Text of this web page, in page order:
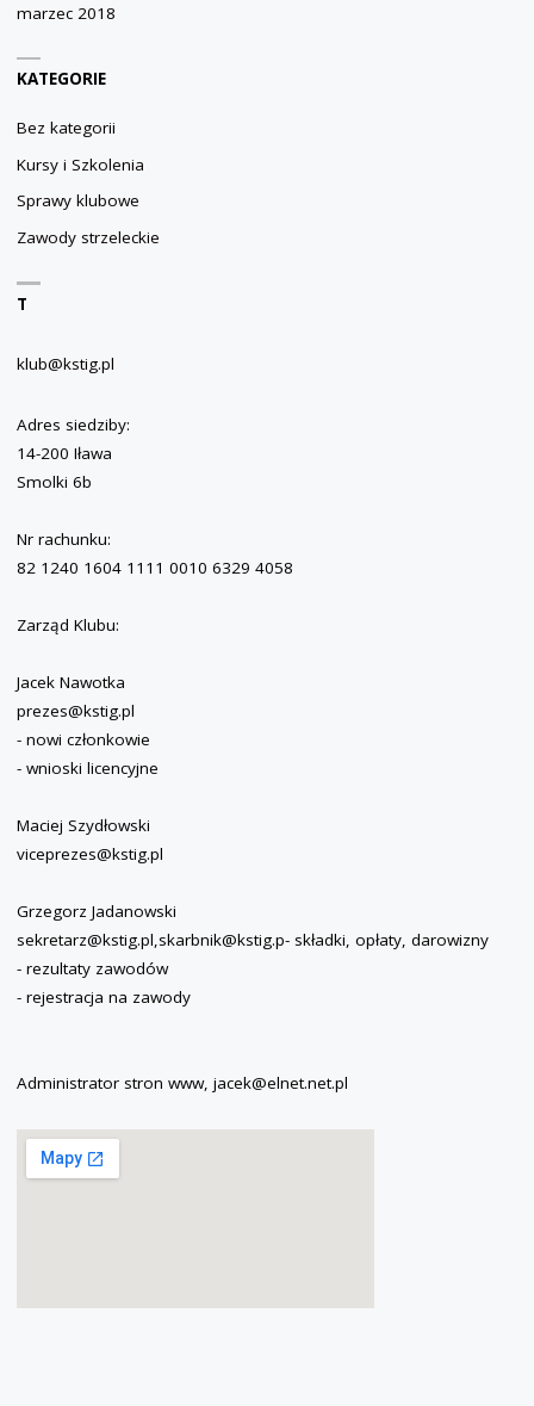
marzec 2018
KATEGORIE
Bez kategorii
Kursy i Szkolenia
Sprawy klubowe
Zawody strzeleckie
T
klub@kstig.pl
Adres siedziby:
14-200 Iława
Smolki 6b
Nr rachunku:
82 1240 1604 1111 0010 6329 4058
Zarząd Klubu:
Jacek Nawotka
prezes@kstig.pl
- nowi członkowie
- wnioski licencyjne
Maciej Szydłowski
viceprezes@kstig.pl
Grzegorz Jadanowski
sekretarz@kstig.pl,skarbnik@kstig.p- składki, opłaty, darowizny
- rezultaty zawodów
- rejestracja na zawody
Administrator stron www, jacek@elnet.net.pl